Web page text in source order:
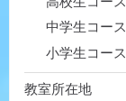
中学生コース
小学生コース
教室所在地